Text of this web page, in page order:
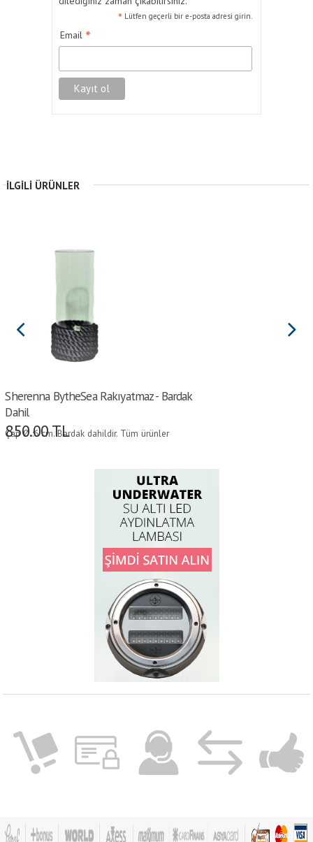
* Lütfen geçerli bir e-posta adresi girin.
Email *
İLGILI ÜRÜNLER
Sherenna BytheSea Rakıyatmaz - Bardak
Dahil
Çap Ø :6 cm. Bardak dahildir. Tüm ürünler
850.00TL